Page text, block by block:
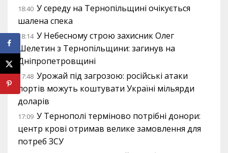
18:40 У середу на Тернопільщині очікується
шалена спека
18:14 У Небесному строю захисник Олег
Шелетин з Тернопільщини: загинув на
Дніпропетровщині
17:48 Урожай під загрозою: російські атаки
портів можуть коштувати Україні мільярди
доларів
17:09 У Тернополі терміново потрібні донори:
центр крові отримав велике замовлення для
потреб ЗСУ